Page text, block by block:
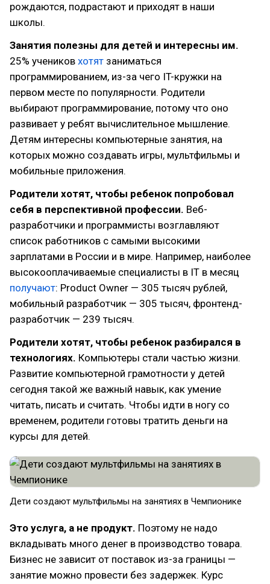
рождаются, подрастают и приходят в наши
школы.
Занятия полезны для детей и интересны им.
25% учеников хотят заниматься
программированием, из-за чего IT-кружки на
первом месте по популярности. Родители
выбирают программирование, потому что оно
развивает у ребят вычислительное мышление.
Детям интересны компьютерные занятия, на
которых можно создавать игры, мультфильмы и
мобильные приложения.
Родители хотят, чтобы ребенок попробовал
себя в перспективной профессии. Веб-
разработчики и программисты возглавляют
список работников с самыми высокими
зарплатами в России и в мире. Например, наиболее
высокооплачиваемые специалисты в IT в месяц
получают: Product Owner — 305 тысяч рублей,
мобильный разработчик — 305 тысяч, фронтенд-
разработчик — 239 тысяч.
Родители хотят, чтобы ребенок разбирался в
технологиях. Компьютеры стали частью жизни.
Развитие компьютерной грамотности у детей
сегодня такой же важный навык, как умение
читать, писать и считать. Чтобы идти в ногу со
временем, родители готовы тратить деньги на
курсы для детей.
Дети создают мультфильмы на занятиях в Чемпионике
Это услуга, а не продукт. Поэтому не надо
вкладывать много денег в производство товара.
Бизнес не зависит от поставок из-за границы —
занятие можно провести без задержек. Курс